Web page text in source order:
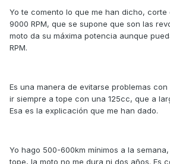
Yo te comento lo que me han dicho,
9000 RPM, que se supone que son las
moto da su máxima potencia aunque
RPM.
Es una manera de evitarse problemas
ir siempre a tope con una 125cc, que a
Esa es la explicación que me han dado.
Yo hago 500-600km mínimos a la
tope, la moto no me dura ni dos años. Es